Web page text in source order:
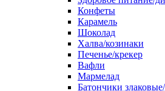
Конфеты
Карамель
Шоколад
Халва/козинаки
Печенье/крекер
Вафли
Мармелад
Батончики